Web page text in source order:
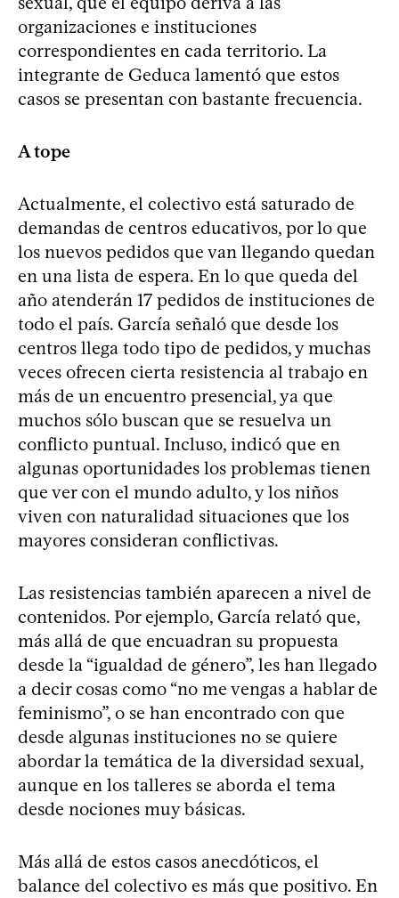
organizaciones e instituciones
correspondientes en cada territorio. La
integrante de Geduca lamentó que estos
casos se presentan con bastante frecuencia.
A tope
Actualmente, el colectivo está saturado de
demandas de centros educativos, por lo que
los nuevos pedidos que van llegando quedan
en una lista de espera. En lo que queda del
año atenderán 17 pedidos de instituciones de
todo el país. García señaló que desde los
centros llega todo tipo de pedidos, y muchas
veces ofrecen cierta resistencia al trabajo en
más de un encuentro presencial, ya que
muchos sólo buscan que se resuelva un
conflicto puntual. Incluso, indicó que en
algunas oportunidades los problemas tienen
que ver con el mundo adulto, y los niños
viven con naturalidad situaciones que los
mayores consideran conflictivas.
Las resistencias también aparecen a nivel de
contenidos. Por ejemplo, García relató que,
más allá de que encuadran su propuesta
desde la “igualdad de género”, les han llegado
a decir cosas como “no me vengas a hablar de
feminismo”, o se han encontrado con que
desde algunas instituciones no se quiere
abordar la temática de la diversidad sexual,
aunque en los talleres se aborda el tema
desde nociones muy básicas.
Más allá de estos casos anecdóticos, el
balance del colectivo es más que positivo. En